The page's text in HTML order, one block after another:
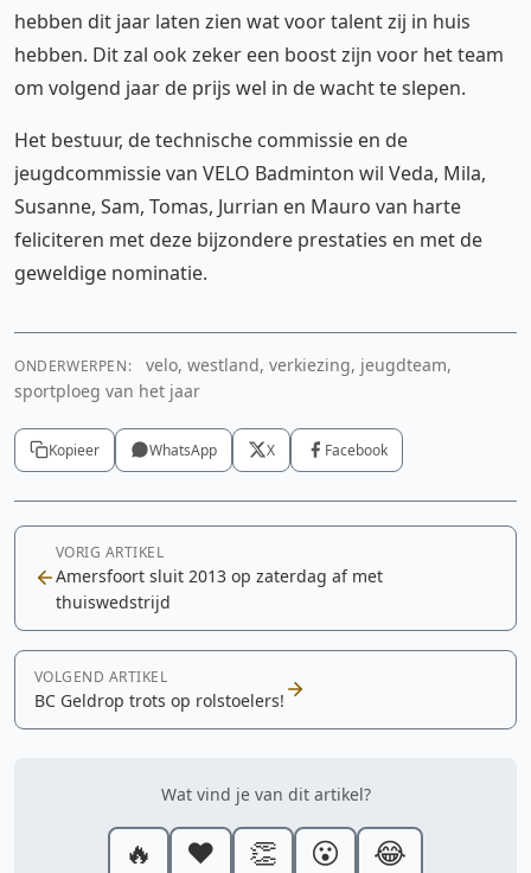
hebben dit jaar laten zien wat voor talent zij in huis
hebben. Dit zal ook zeker een boost zijn voor het team
om volgend jaar de prijs wel in de wacht te slepen.
Het bestuur, de technische commissie en de
jeugdcommissie van VELO Badminton wil Veda, Mila,
Susanne, Sam, Tomas, Jurrian en Mauro van harte
feliciteren met deze bijzondere prestaties en met de
geweldige nominatie.
ONDERWERPEN:
velo, westland, verkiezing, jeugdteam,
sportploeg van het jaar
Kopieer WhatsApp X Facebook
VORIG ARTIKEL
Amersfoort sluit 2013 op zaterdag af met
thuiswedstrijd
VOLGEND ARTIKEL
BC Geldrop trots op rolstoelers!
Wat vind je van dit artikel?
🔥 ❤️ 👏 😮 😂